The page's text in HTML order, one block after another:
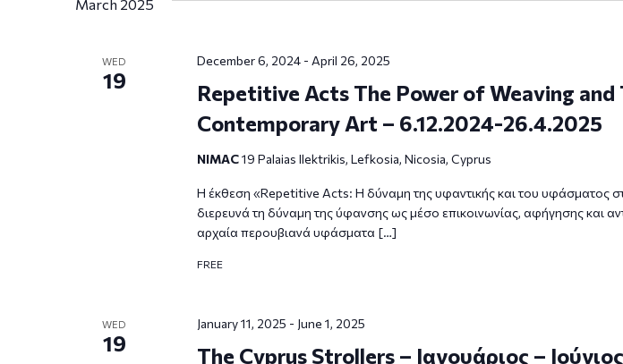
March 2025
WED
19
Repetitive Acts The Power of Weaving and
Contemporary Art – 6.12.2024-26.4.2025
December 6, 2024- April 26, 2025
NIMAC19 Palaias Ilektrikis, Lefkosia, Nicosia, Cyprus
Η έκθεση «Repetitive Acts: Η δύναμη της υφαντικής και του υφάσματος
διερευνά τη δύναμη της ύφανσης ως μέσο επικοινωνίας, αφήγησης και
αρχαία περουβιανά υφάσματα […]
FREE
WED
19 The Cyprus Strollers – Ιανουάριος –
January 11, 2025 - June 1, 2025